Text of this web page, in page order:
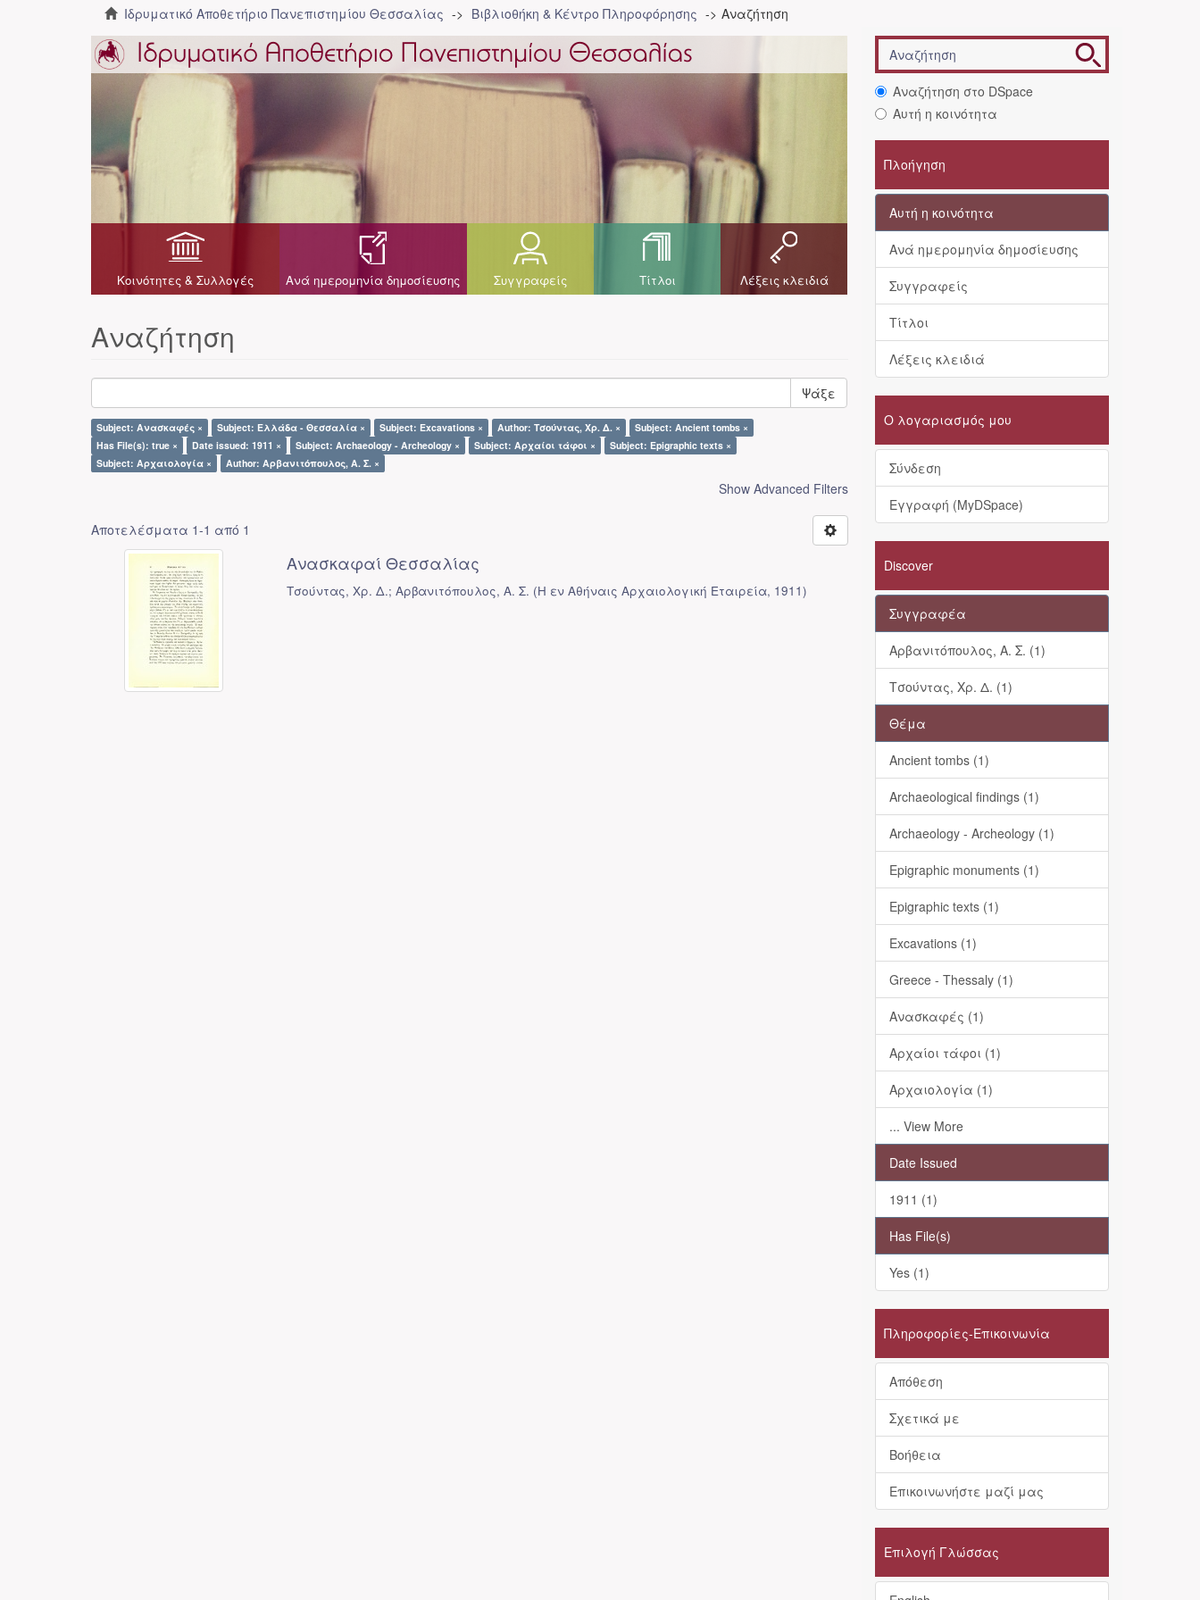
Ιδρυματικό Αποθετήριο Πανεπιστημίου Θεσσαλίας Βιβλιοθήκη & Κέντρο Πληροφόρησης Αναζήτηση
Κοινότητες & Συλλογές Ανά ημερομηνία δημοσίευσης Συγγραφείς Τίτλοι Λέξεις κλειδιά
Αναζήτηση
Ψάξε
Subject: Ανασκαφές × Subject: Ελλάδα - Θεσσαλία × Subject: Excavations × Author: Τσούντας, Χρ. Δ. ×
Subject: Ancient tombs ×
Has File(s): true ×
Date issued: 1911 × Subject: Archaeology - Archeology × Subject: Αρχαίοι τάφοι ×
Subject: Epigraphic texts ×
Subject: Αρχαιολογία ×
Author: Αρβανιτόπουλος, Α. Σ. ×
Show Advanced Filters
Αποτελέσματα 1-1 από 1
Ανασκαφαί Θεσσαλίας
Τσούντας, Χρ. Δ.; Αρβανιτόπουλος, Α. Σ. (Η εν Αθήναις Αρχαιολογική Εταιρεία, 1911)
Αναζήτηση στο DSpace
Αυτή η κοινότητα
Πλοήγηση
Αυτή η κοινότητα
Ανά ημερομηνία δημοσίευσης
Συγγραφείς
Τίτλοι
Λέξεις κλειδιά
Ο λογαριασμός μου
Σύνδεση
Εγγραφή (MyDSpace)
Discover
Συγγραφέα
Αρβανιτόπουλος, Α. Σ. (1)
Τσούντας, Χρ. Δ. (1)
Θέμα
Ancient tombs (1)
Archaeological findings (1)
Archaeology - Archeology (1)
Epigraphic monuments (1)
Epigraphic texts (1)
Excavations (1)
Greece - Thessaly (1)
Ανασκαφές (1)
Αρχαίοι τάφοι (1)
Αρχαιολογία (1)
... View More
Date Issued
1911 (1)
Has File(s)
Yes (1)
Πληροφορίες-Επικοινωνία
Απόθεση
Σχετικά με
Βοήθεια
Επικοινωνήστε μαζί μας
Επιλογή Γλώσσας